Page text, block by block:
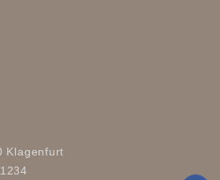
Klagenfurt